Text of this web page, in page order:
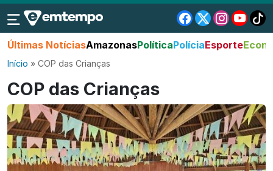
Últimas NotíciasAmazonasPolíticaPolíciaEsporte
Início » COP das Crianças
COP das Crianças